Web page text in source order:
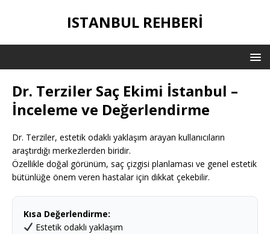
ISTANBUL REHBERI
Dr. Terziler Saç Ekimi İstanbul –
İnceleme ve Değerlendirme
Dr. Terziler, estetik odaklı yaklaşım arayan kullanıcıların
araştırdığı merkezlerden biridir.
Özellikle doğal görünüm, saç çizgisi planlaması ve genel estetik
bütünlüğe önem veren hastalar için dikkat çekebilir.
Kısa Değerlendirme:
Estetik odaklı yaklaşım